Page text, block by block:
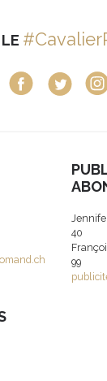
40
99